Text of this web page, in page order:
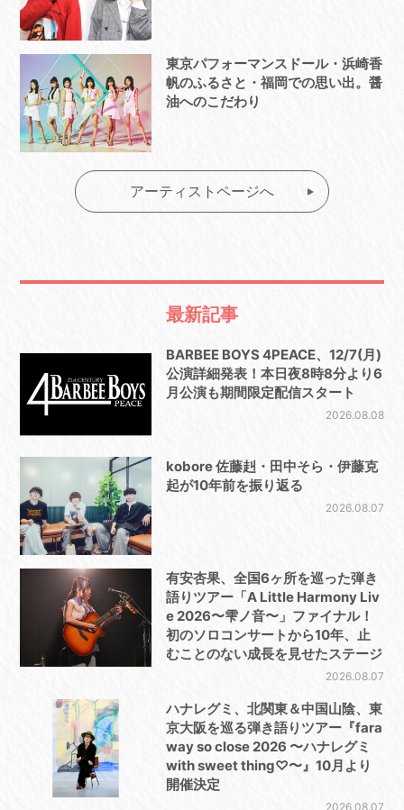
東京パフォーマンスドール・浜崎香
帆のふるさと・福岡での思い出。醤
油へのこだわり
アーティストページへ
最新記事
BARBEE BOYS 4PEACE、12/7(月)
公演詳細発表！本日夜8時8分より6
月公演も期間限定配信スタート
2026.08.08
kobore 佐藤赳・田中そら・伊藤克
起が10年前を振り返る
2026.08.07
有安杏果、全国6ヶ所を巡った弾き
語りツアー「A Little Harmony Liv
e 2026〜雫ノ音〜」ファイナル！
初のソロコンサートから10年、止
むことのない成長を見せたステージ
2026.08.07
ハナレグミ、北関東＆中国山陰、東
京大阪を巡る弾き語りツアー『fara
way so close 2026 〜ハナレグミ
with sweet thing♡〜』10月より
開催決定
2026.08.07